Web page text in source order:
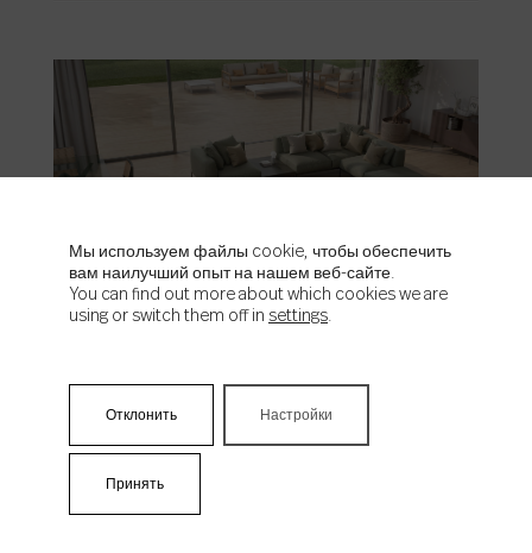
Hills
Мы используем файлы cookie, чтобы обеспечить
вам наилучший опыт на нашем веб-сайте.
You can find out more about which cookies we are
using or switch them off in settings
Принять
Отклонить Настройки